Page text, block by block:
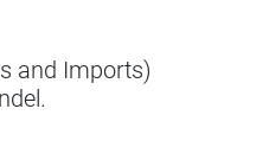
and Imports)